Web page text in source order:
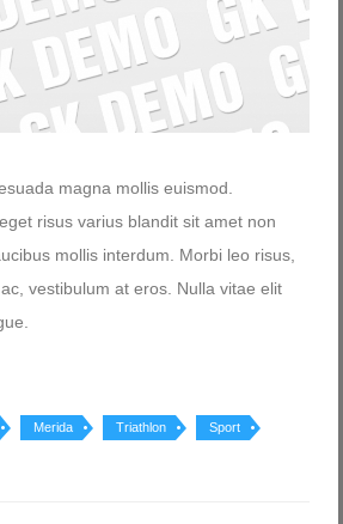
magna mollis euismod.
risus varius blandit sit amet non
mollis interdum. Morbi leo risus,
vestibulum at eros. Nulla vitae elit
Merida Triathlon Sport
with Facebook